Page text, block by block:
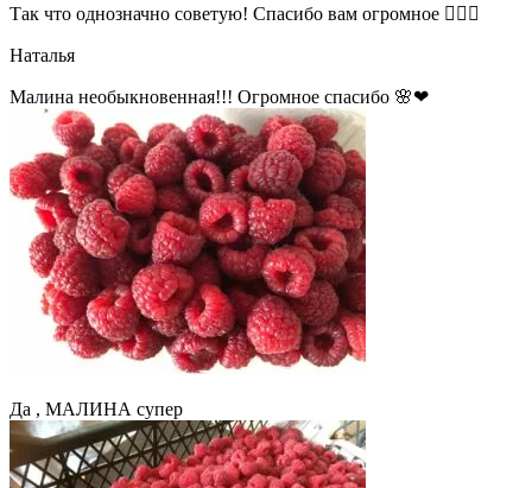
Так что однозначно советую! Спасибо вам огромное 👍🏼🌺
Наталья
Малина необыкновенная!!! Огромное спасибо 🌸❤
Да , МАЛИНА супер